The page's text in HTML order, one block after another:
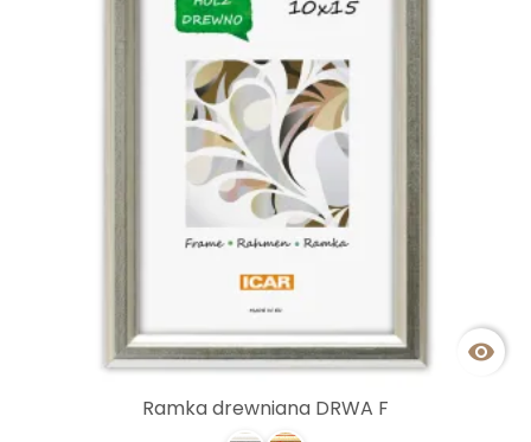

Ramka drewniana DRWA F